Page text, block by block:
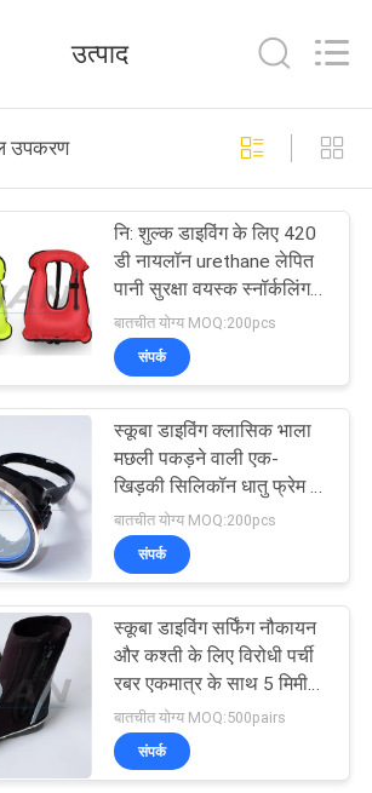
जीवन जैकेट
34
लाइट
24
सहायक
27
उत्पाद
उपकरण
नि: शुल्क डाइविंग के लिए 420
डी नायलॉन urethane लेपित
पानी सुरक्षा वयस्क स्नॉर्कलिंग
जैकेट लाइफ जैकेट
बातचीत योग्य MOQ:200pcs
संपर्क
स्कूबा डाइविंग क्लासिक भाला
मछली पकड़ने वाली एक-
खिड़की सिलिकॉन धातु फ्रेम के
साथ मास्क पकाया
बातचीत योग्य MOQ:200pcs
संपर्क
स्कूबा डाइविंग सर्फिंग नौकायन
और कश्ती के लिए विरोधी पर्ची
रबर एकमात्र के साथ 5 मिमी
ऊंची शीर्ष ज़िप neoprene
wetsuit जूते
बातचीत योग्य MOQ:500pairs
संपर्क